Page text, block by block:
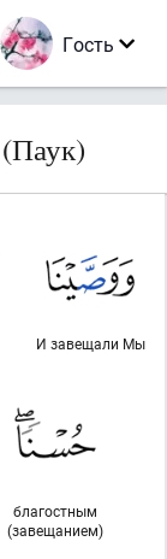
Гость
И завещали Мы
благостным
(завещанием)